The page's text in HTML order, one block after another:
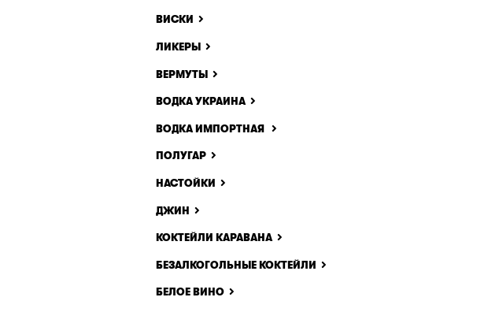
ВИСКИ
ЛИКЕРЫ
ВЕРМУТЫ
ВОДКА УКРАИНА
ВОДКА ИМПОРТНАЯ
ПОЛУГАР
НАСТОЙКИ
ДЖИН
КОКТЕЙЛИ КАРАВАНА
БЕЗАЛКОГОЛЬНЫЕ КОКТЕЙЛИ
БЕЛОЕ ВИНО